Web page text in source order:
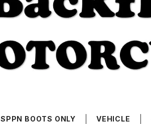
SPPN BOOTS ONLY VEHICLE